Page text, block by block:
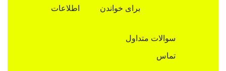
برای خواندن اطلاعات
سوالات متداول
تماس